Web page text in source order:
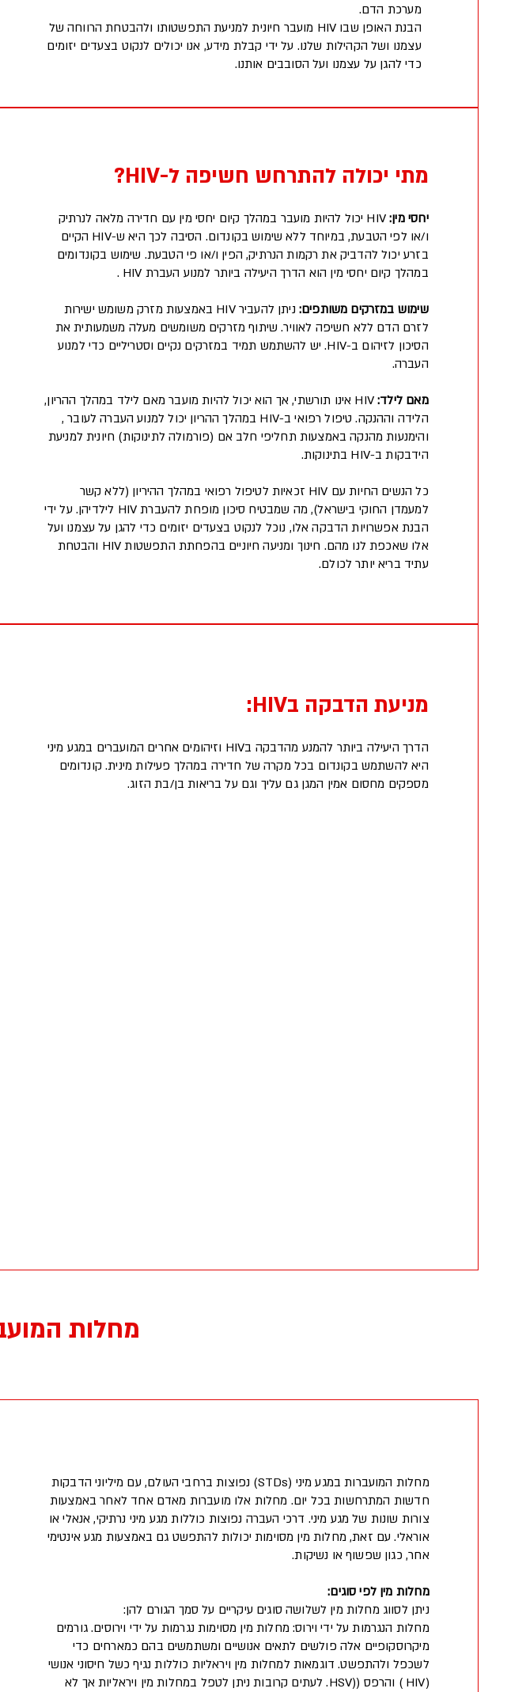
מערכת הדם.
הבנת האופן שבו HIV מועבר חיונית למניעת התפשטותו ולהבטחת הרווחה של
עצמנו ושל הקהילות שלנו. על ידי קבלת מידע, אנו יכולים לנקוט בצעדים יזומים
כדי להגן על עצמנו ועל הסובבים אותנו.
מתי יכולה להתרחש חשיפה ל-HIV?
יחסי מין:
HIV יכול להיות מועבר במהלך קיום יחסי מין עם חדירה מלאה לנרתיק
ו/או לפי הטבעת, במיוחד ללא שימוש בקונדום. הסיבה לכך היא ש-HIV הקיים
בזרע יכול להדביק את רקמות הנרתיק, הפין ו/או פי הטבעת. שימוש בקונדומים
במהלך קיום יחסי מין הוא הדרך היעילה ביותר למנוע העברת HIV .
שימוש במזרקים משותפים:
ניתן להעביר HIV באמצעות מזרק משומש ישירות
לזרם הדם ללא חשיפה לאוויר. שיתוף מזרקים משומשים מעלה משמעותית את
הסיכון לזיהום ב-HIV. יש להשתמש תמיד במזרקים נקיים וסטריליים כדי למנוע
העברה.
מאם לילד:
HIV אינו תורשתי, אך הוא יכול להיות מועבר מאם לילד במהלך ההריון,
הלידה וההנקה. טיפול רפואי ב-HIV במהלך ההריון יכול למנוע העברה לעובר ,
והימנעות מהנקה באמצעות תחליפי חלב אם (פורמולה לתינוקות) חיונית למניעת
הידבקות ב-HIV בתינוקות.
כל הנשים החיות עם HIV זכאיות לטיפול רפואי במהלך ההיריון (ללא קשר
למעמדן החוקי בישראל), מה שמבטיח סיכון מופחת להעברת HIV לילדיהן. על ידי
הבנת אפשרויות הדבקה אלו, נוכל לנקוט בצעדים יזומים כדי להגן על עצמנו ועל
אלו שאכפת לנו מהם. חינוך ומניעה חיוניים בהפחתת התפשטות HIV והבטחת
עתיד בריא יותר לכולם.
מניעת הדבקה בHIV:
הדרך היעילה ביותר להמנע מהדבקה בHIV וזיהומים אחרים המועברים במגע מיני
היא להשתמש בקונדום בכל מקרה של חדירה במהלך פעילות מינית. קונדומים
מספקים מחסום אמין המגן גם עליך וגם על בריאות בן/בת הזוג.
מחלות
מחלות המועברות במגע מיני (STDs) נפוצות ברחבי העולם, עם מיליוני הדבקות
חדשות המתרחשות בכל יום. מחלות אלו מועברות מאדם אחד לאחר באמצעות
צורות שונות של מגע מיני. דרכי העברה נפוצות כוללות מגע מיני נרתיקי, אנאלי או
אוראלי. עם זאת, מחלות מין מסוימות יכולות להתפשט גם באמצעות מגע אינטימי
אחר, כגון שפשוף או נשיקות.
מחלות מין לפי סוגים:
ניתן לסווג מחלות מין לשלושה סוגים עיקריים על סמך הגורם להן:
מחלות הנגרמות על ידי וירוס: מחלות מין מסוימות נגרמות על ידי וירוסים. גורמים
מיקרוסקופיים אלה פולשים לתאים אנושיים ומשתמשים בהם כמארחים כדי
לשכפל ולהתפשט. דוגמאות למחלות מין ויראליות כוללות נגיף כשל חיסוני אנושי
(HIV ) והרפס ((HSV. לעתים קרובות ניתן לטפל במחלות מין ויראליות אך לא